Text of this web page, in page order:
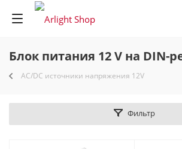
Блок питания 12 V на DIN-
AC/DC источники напряжения 12V
Фильтр